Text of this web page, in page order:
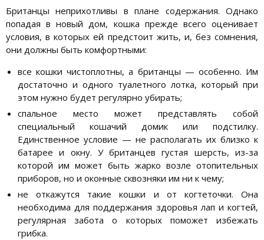
Британцы неприхотливы в плане содержания. Однако
попадая в новый дом, кошка прежде всего оценивает
условия, в которых ей предстоит жить, и, без сомнения,
они должны быть комфортными:
все кошки чистоплотны, а британцы — особенно. Им
достаточно и одного туалетного лотка, который при
этом нужно будет регулярно убирать;
спальное место может представлять собой
специальный кошачий домик или подстилку.
Единственное условие — не располагать их близко к
батарее и окну. У британцев густая шерсть, из-за
которой им может быть жарко возле отопительных
приборов, но и оконные сквозняки им ни к чему;
не откажутся такие кошки и от когтеточки. Она
необходима для поддержания здоровья лап и когтей,
регулярная забота о которых поможет избежать
грибка.